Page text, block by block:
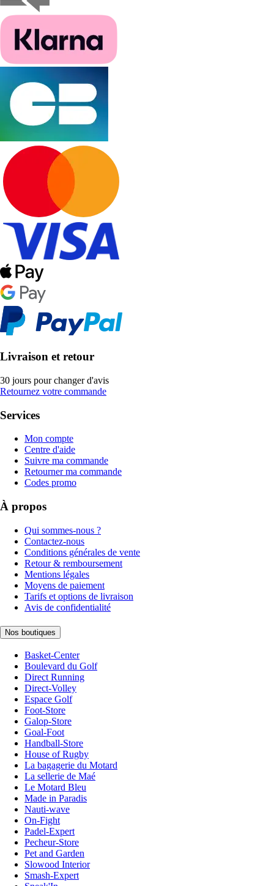
Livraison et retour
30 jours pour changer d'avis
Retournez votre commande
Services
Mon compte
Centre d'aide
Suivre ma commande
Retourner ma commande
Codes promo
À propos
Qui sommes-nous ?
Contactez-nous
Conditions générales de vente
Retour & remboursement
Mentions légales
Moyens de paiement
Tarifs et options de livraison
Avis de confidentialité
Nos boutiques
Basket-Center
Boulevard du Golf
Direct Running
Direct-Volley
Espace Golf
Foot-Store
Galop-Store
Goal-Foot
Handball-Store
House of Rugby
La bagagerie du Motard
La sellerie de Maé
Le Motard Bleu
Made in Paradis
Nauti-wave
On-Fight
Padel-Expert
Pecheur-Store
Pet and Garden
Slowood Interior
Smash-Expert